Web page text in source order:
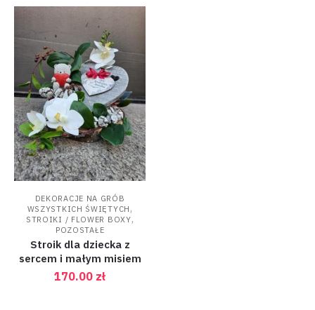
DEKORACJE NA GRÓB
WSZYSTKICH ŚWIĘTYCH ,
STROIKI / FLOWER BOXY,
POZOSTAŁE
Stroik dla dziecka z
sercem i małym misiem
170.00 zł